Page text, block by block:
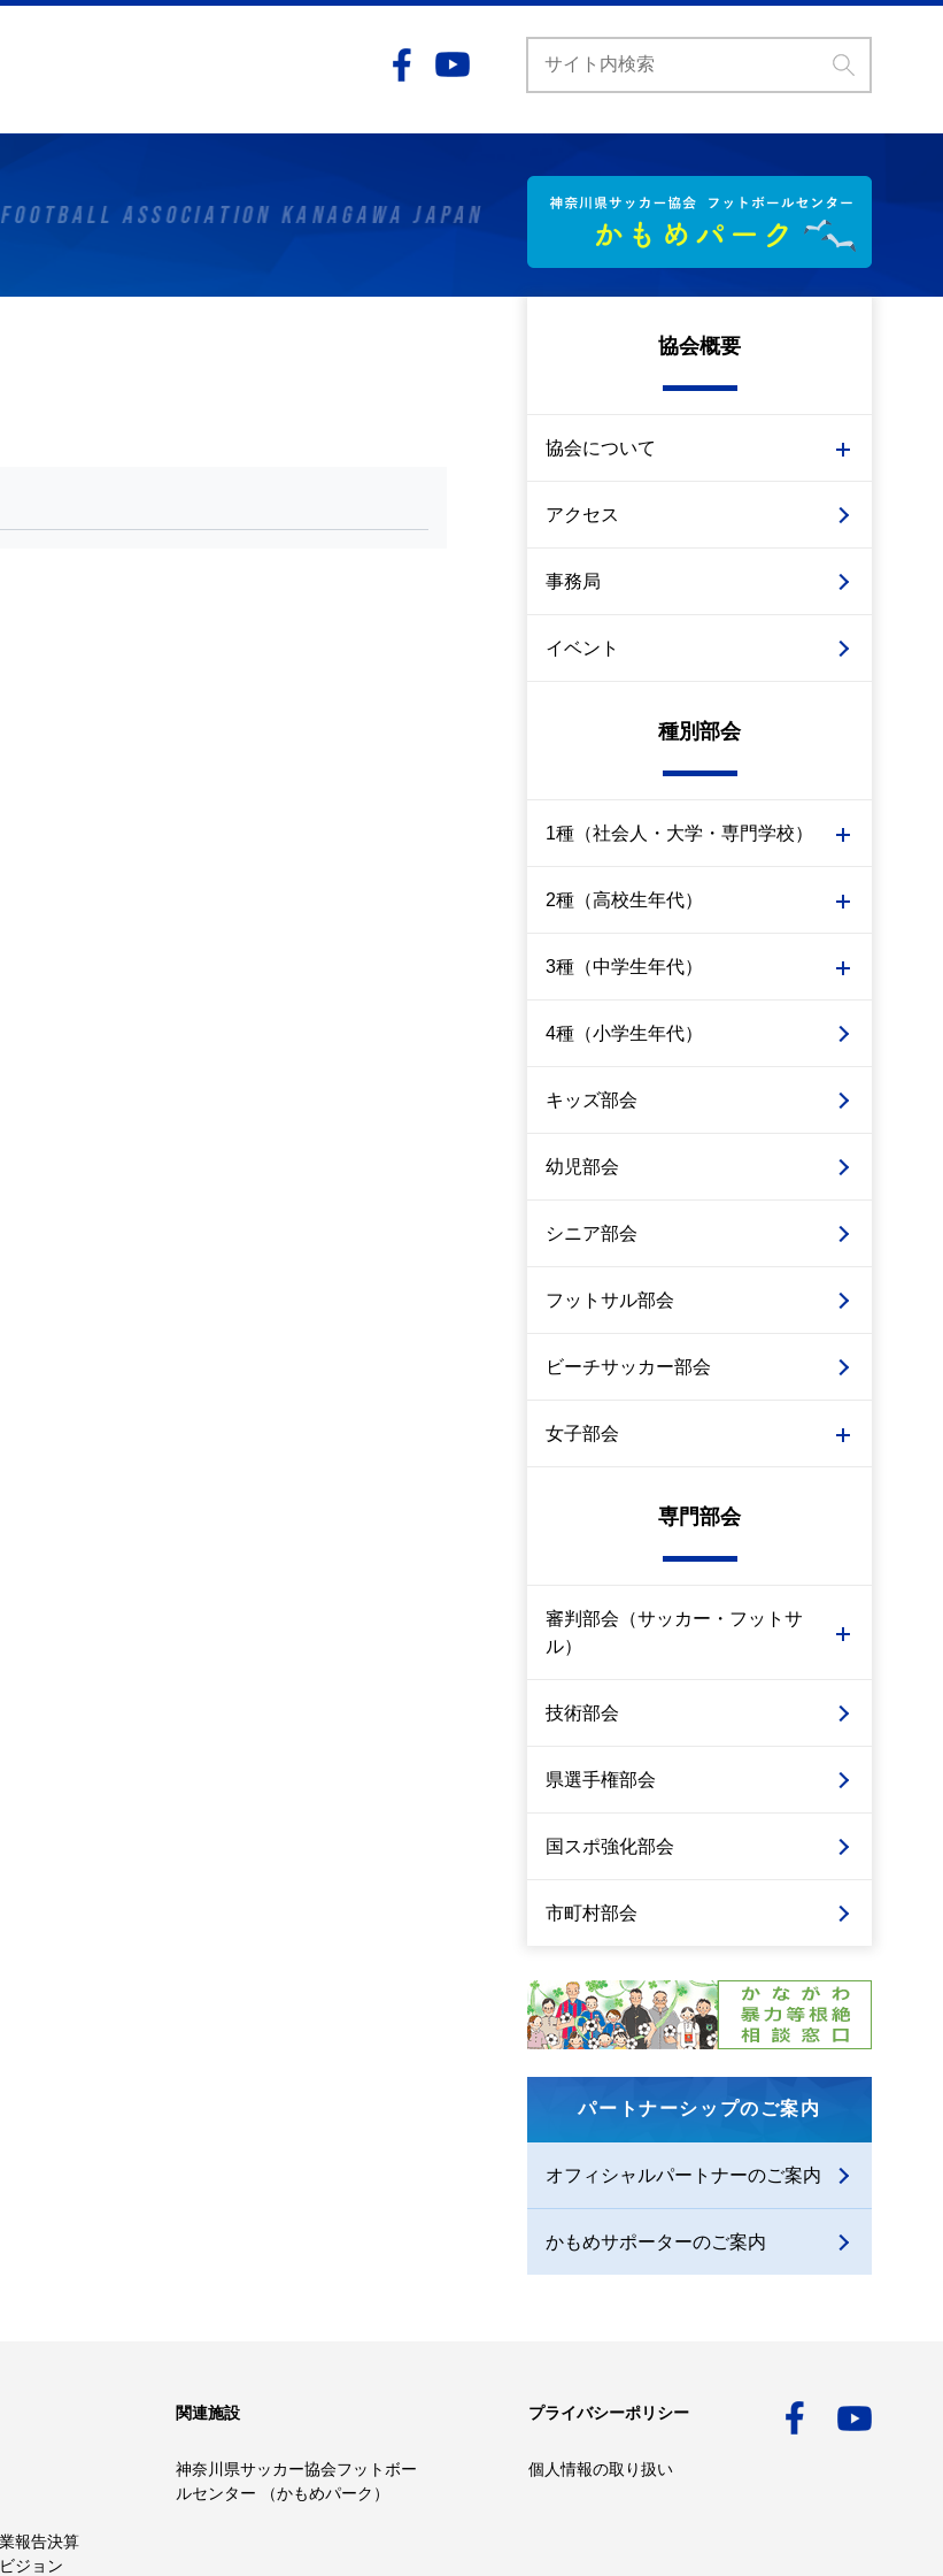
協会概要
協会について
アクセス
事務局
イベント
種別部会
1種（社会人・大学・専門学校）
2種（高校生年代）
3種（中学生年代）
4種（小学生年代）
キッズ部会
幼児部会
シニア部会
フットサル部会
ビーチサッカー部会
女子部会
専門部会
審判部会（サッカー・フットサ
ル）
技術部会
県選手権部会
国スポ強化部会
市町村部会
パートナーシップのご案内
オフィシャルパートナーのご案内
かもめサポーターのご案内
報告決算
ジョン
関連施設
神奈川県サッカー協会フットボー
ルセンター （かもめパーク）
プライバシーポリシー
個人情報の取り扱い